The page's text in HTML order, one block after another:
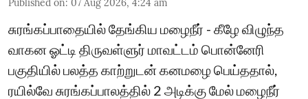
Published on: 07 Aug 2026, 4:24 am
சுரங்கப்பாதையில் தேங்கிய மழைநீர் - கீழே விழுந்த
வாகன ஓட்டி திருவள்ளுர் மாவட்டம் பொன்னேரி
பகுதியில் பலத்த காற்றுடன் கனமழை பெய்ததால்,
ரயில்வே சுரங்கப்பாலத்தில் 2 அடிக்கு மேல் மழைநீர்